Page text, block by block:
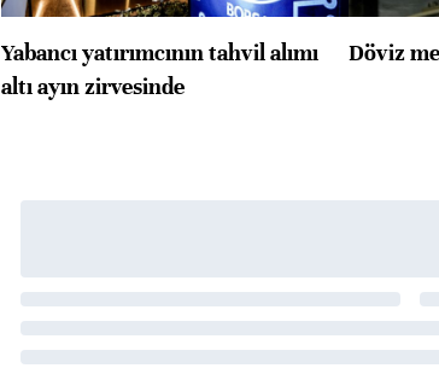
Yabancı yatırımcının tahvil alımı
altı ayın zirvesinde
Döviz